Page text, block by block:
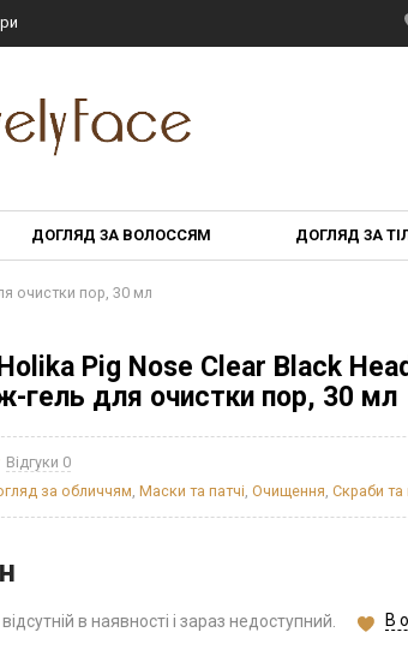
ДОГЛЯД ЗА ВОЛОССЯМ ДОГЛЯД ЗА
очистки пор, 30 мл
Pig Nose Clear Black
гель для очистки пор, 30 мл
Відгуки 0
за обличчям Маски та патчі Очищення Скраби та
в наявності і зараз недоступний. В